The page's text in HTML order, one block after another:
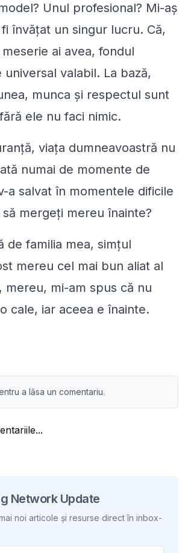
Unul profesional? Mi-aş
învăţat un singur lucru. Că,
ai avea, fondul
universal valabil. La bază,
munca şi respectul sunt
ele nu faci nimic.
viaţa dumneavoastră nu
numai de momente de
a salvat în momentele dificile
mergeţi mereu înainte?
de familia mea, simţul
mereu cel mai bun aliat al
mereu, mi-am spus că nu
cale, iar aceea e înainte.
a lăsa un comentariu.
Network Update
noi articole și resurse direct în inbox-